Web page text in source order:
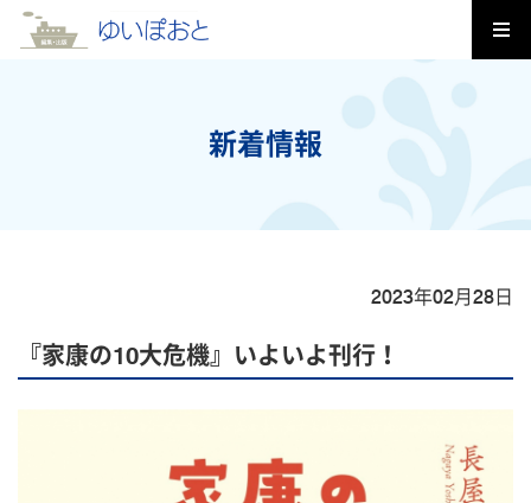
新着情報
2023年02月28日
『家康の10大危機』いよいよ刊行！